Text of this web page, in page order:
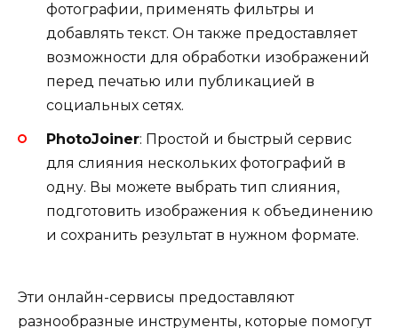
фотографии, применять фильтры и
добавлять текст. Он также предоставляет
возможности для обработки изображений
перед печатью или публикацией в
социальных сетях.
PhotoJoiner: Простой и быстрый сервис
для слияния нескольких фотографий в
одну. Вы можете выбрать тип слияния,
подготовить изображения к объединению
и сохранить результат в нужном формате.
Эти онлайн-сервисы предоставляют
разнообразные инструменты, которые помогут